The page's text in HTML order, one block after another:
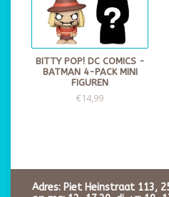
BITTY POP! DC COMICS -
BATMAN 4-PACK MINI
FIGUREN
€14,99
Adres: Piet Heinstraat 113,